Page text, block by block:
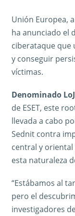
Unión Europea,
ha anunciado el
ciberataque que
y conseguir
víctimas.
Denominado
de ESET, este
llevada a cabo
Sednit contra
central y
esta naturaleza
“Estábamos al
pero el
investigadores